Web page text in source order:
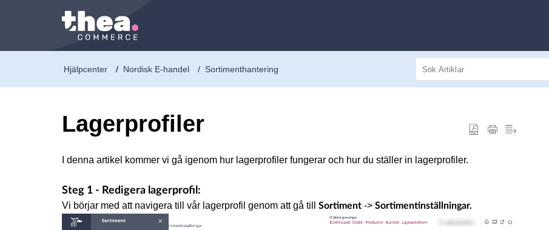
Hjälpcenter Nordisk E-handel Sortimenthantering
Lagerprofiler
I denna artikel kommer vi gå igenom hur lagerprofiler fungerar och hur du ställer in lagerprofiler.
Steg 1 - Redigera lagerprofil:
Vi börjar med att navigera till vår lagerprofil genom att gå till Sortiment -> Sortimentinställningar.